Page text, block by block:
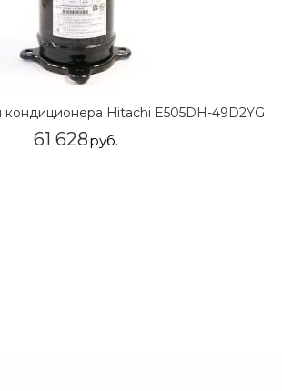
Hitachi E505DH-49D2YG
61 628руб.